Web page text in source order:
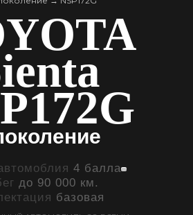
4 балла
до 90 000 км.
базовая